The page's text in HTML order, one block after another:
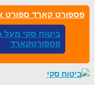
פספורט קארד ספורט
פספורטקארד